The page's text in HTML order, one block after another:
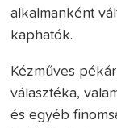
alkalmanként
kaphatók.
Kézműves
választéka,
és egyéb